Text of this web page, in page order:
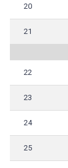
20
21
22
23
24
25